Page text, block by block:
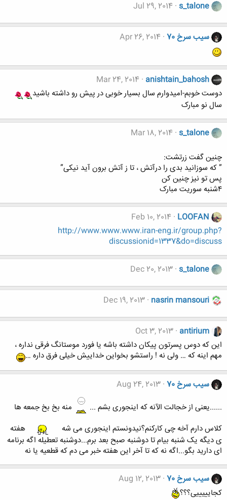
s_talone
Jul 29, 2014
سیب سرخ 70 Apr 26, 2014
anishtain_bahosh
Mar 24, 2014
دوست خوبم-امیدوارم سال بسیار خوبی در پیش رو داشته باشید
سال نو مبارک
s_talone
Mar 18, 2014
چنین گفت زرتشت:
” که سوزانید بدی را درآتش ، تا ز آتش برون آید نیکی”
پس تو نیز چنین کن
۴شنبه سوریت مبارک
LOOFAN
Feb 10, 2014
http://www.www.www.iran-eng.ir/group.php?
discussionid=1337&do=discuss
s_talone
Dec 20, 2013
nasrin mansouri
Dec 19, 2013
antirium
Oct 3, 2013
این که دوس پسرتون پیکان داشته باشه یا فورد موستانگ فرقی نداره ،
مهم اینه که … ولی نه ! راستشو بخواین خداییش خیلی فرق داره …
سیب سرخ 70
Aug 24, 2013
......یعنی از خجالت الآنه که اینجوری بشم ...
منه بخ بخ جمعه ها
کلاس دارم آخه چی کارکنم؟نیدونستم اینجوری می شه
هفته
ی دیگه یک شنبه بیام تا دوشنبه صبح بعد برم...دوشنبه تعطیله اگه برنامه
ای دارید بگو...اگه نه که تا آخر این هفته خبر می دم که قطعیه یا نه
سیب سرخ 70
Aug 12, 2013
کجایییییی؟؟؟